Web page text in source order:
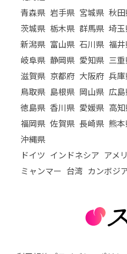
青森県 岩手県 宮城県 秋
茨城県 栃木県 群馬県 埼
新潟県 富山県 石川県 福
岐阜県 静岡県 愛知県 三
滋賀県 京都府 大阪府 兵
鳥取県 島根県 岡山県 広
徳島県 香川県 愛媛県 高
福岡県 佐賀県 長崎県 熊
沖縄県
ドイツ インドネシア アメ
ミャンマー 台湾 カンボジ